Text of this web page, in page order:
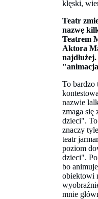
klęski,
Teatr
nazwę
Teatrem
Aktora
To bardzo
nazwie
zmaga się
dzieci".
znaczy
teatr
poziom
dzieci".
bo
obiektowi
mnie